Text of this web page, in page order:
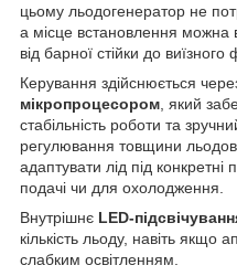
цьому льодогенератор не
а місце встановлення
від барної стійки до виїзного
Керування здійснюється
мікропроцесором , який
стабільність роботи та
регулювання товщини
адаптувати лід під
подачі чи для охолодження.
Внутрішнє LED-
кількість льоду, навіть якщо
слабким освітленням.